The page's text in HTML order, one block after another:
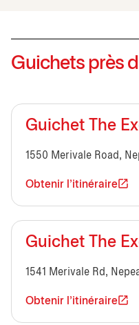
Guichets près
Guichet The
1550 Merivale Road,
Obtenir l'itinéraire
Guichet The
1541 Merivale Rd,
Obtenir l'itinéraire